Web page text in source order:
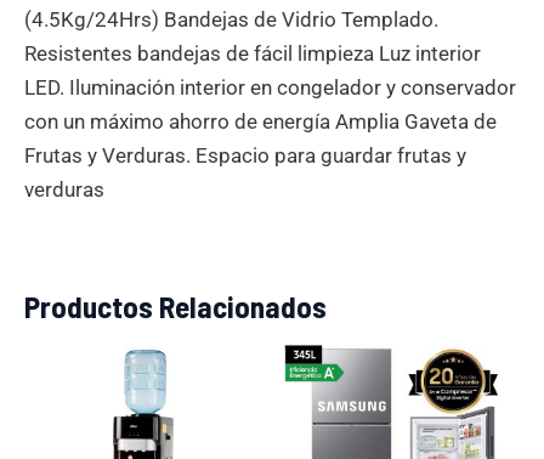
(4.5Kg/24Hrs) Bandejas de Vidrio Templado.
Resistentes bandejas de fácil limpieza Luz interior
LED. Iluminación interior en congelador y conservador
con un máximo ahorro de energía Amplia Gaveta de
Frutas y Verduras. Espacio para guardar frutas y
verduras
Productos Relacionados
El
precio
original
era:
S/899.00.
precio
original
era:
S/2,999.00.
precio
actual